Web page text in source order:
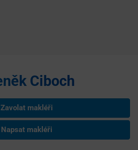
Ciboch
Zavolat makléři
Napsat makléři